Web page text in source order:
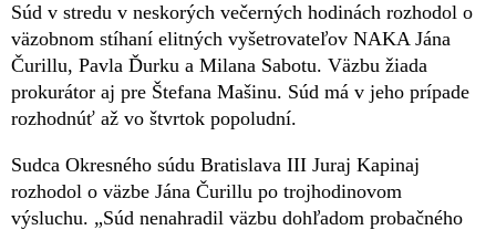
Súd v stredu v neskorých večerných hodinách rozhodol o
väzobnom stíhaní elitných vyšetrovateľov NAKA Jána
Čurillu, Pavla Ďurku a Milana Sabotu. Väzbu žiada
prokurátor aj pre Štefana Mašinu. Súd má v jeho prípade
rozhodnúť až vo štvrtok popoludní.
Sudca Okresného súdu Bratislava III Juraj Kapinaj
rozhodol o väzbe Jána Čurillu po trojhodinovom
výsluchu. „Súd nenahradil väzbu dohľadom probačného